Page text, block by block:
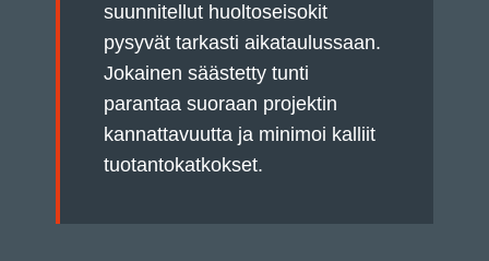
suunnitellut huoltoseisokit
pysyvät tarkasti aikataulussaan.
Jokainen säästetty tunti
parantaa suoraan projektin
kannattavuutta ja minimoi kalliit
tuotantokatkokset.